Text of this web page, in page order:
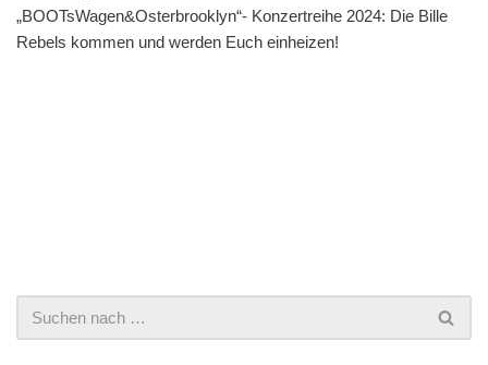
„BOOTsWagen&Osterbrooklyn“- Konzertreihe 2024: Die Bille
Rebels kommen und werden Euch einheizen!